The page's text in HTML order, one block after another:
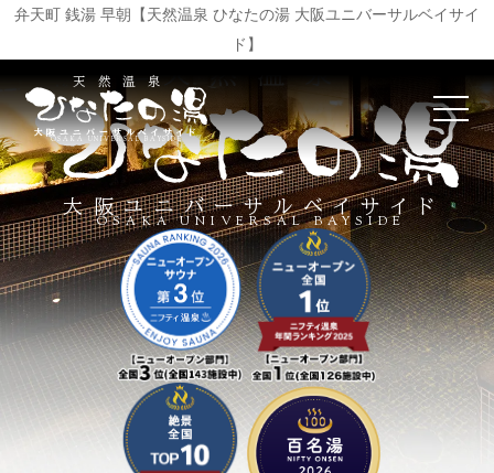
弁天町 銭湯 早朝【天然温泉 ひなたの湯 大阪ユニバーサルベイサイ
ド】